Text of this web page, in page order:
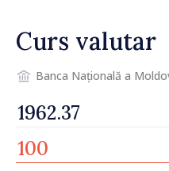
Curs valutar
Banca Națională a